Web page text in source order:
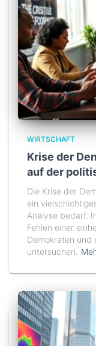
WIRTSCHAFT
Krise der
auf der
Die Krise der
ein
Analyse bedarf.
Fehlen einer
Demokraten und
untersuchen.